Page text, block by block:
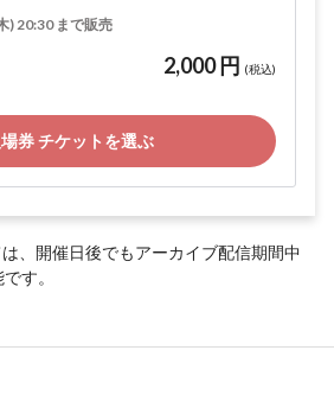
) 20:30 まで販売
2,000 円 (税込)
場券 チケットを選ぶ
、開催日後でもアーカイブ配信期間中
す。